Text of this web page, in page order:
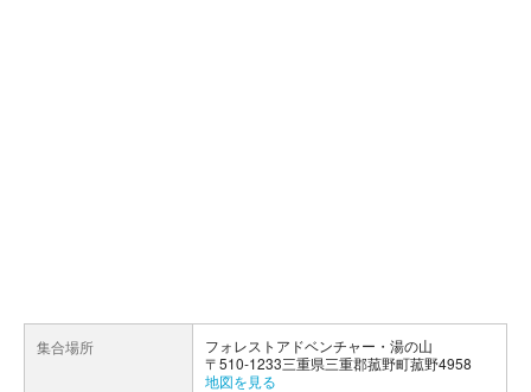
集合場所
フォレストアドベンチャー・湯の山
〒510-1233三重県三重郡菰野町菰野4958
地図を見る